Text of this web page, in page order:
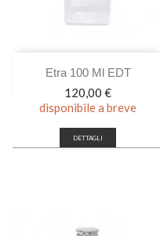
Etra 100 Ml EDT
Prezzo
120,00 €
disponibile a breve
DETTAGLI